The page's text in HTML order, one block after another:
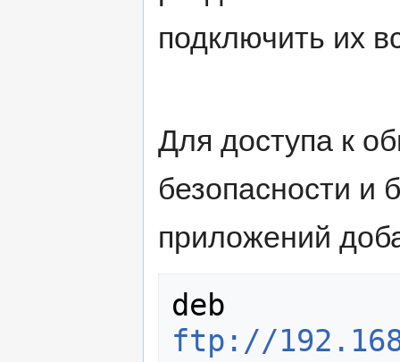
подключить их
Для доступа к
безопасности и
приложений
ftp://